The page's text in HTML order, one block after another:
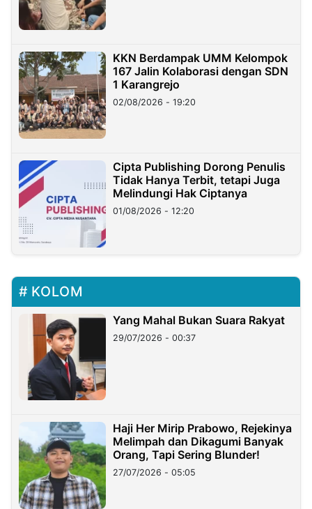
KKN Berdampak UMM Kelompok
167 Jalin Kolaborasi dengan SDN
1 Karangrejo
02/08/2026 - 19:20
Cipta Publishing Dorong Penulis
Tidak Hanya Terbit, tetapi Juga
Melindungi Hak Ciptanya
01/08/2026 - 12:20
KOLOM
Yang Mahal Bukan Suara Rakyat
29/07/2026 - 00:37
Haji Her Mirip Prabowo, Rejekinya
Melimpah dan Dikagumi Banyak
Orang, Tapi Sering Blunder!
27/07/2026 - 05:05